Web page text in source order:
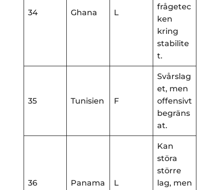
34 Ghana L
frågetec
ken
kring
stabilite
t.
35 Tunisien F
Svårslag
et, men
offensivt
begräns
at.
36 Panama L
Kan
störa
större
lag, men